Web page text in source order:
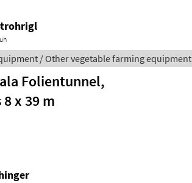
/ Other vegetable farming equipment
Folientunnel,
x 39 m
Eichinger